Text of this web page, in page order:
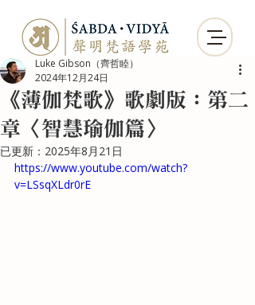
《薄伽梵歌》歌劇版：第二
章〈智慧瑜伽篇〉
Luke Gibson（齊哲睦）
2024年12月24日
已更新： 2025年8月21日
https://www.youtube.com/watch?
v=LSsqXLdr0rE